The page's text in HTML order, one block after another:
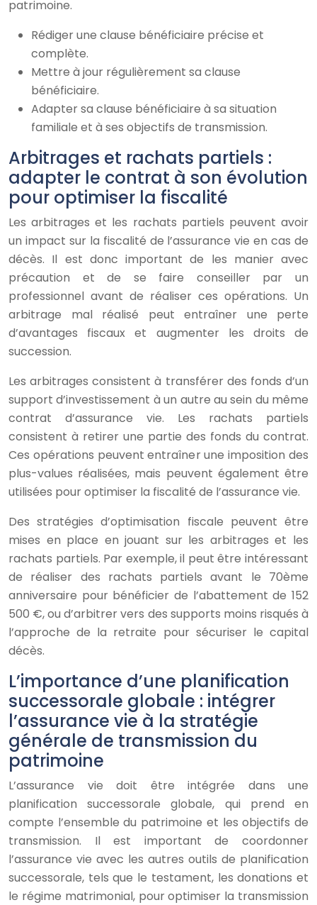
patrimoine.
Rédiger une clause bénéficiaire précise et
complète.
Mettre à jour régulièrement sa clause
bénéficiaire.
Adapter sa clause bénéficiaire à sa situation
familiale et à ses objectifs de transmission.
Arbitrages et rachats partiels :
adapter le contrat à son évolution
pour optimiser la fiscalité
Les arbitrages et les rachats partiels peuvent avoir
un impact sur la fiscalité de l’assurance vie en cas de
décès. Il est donc important de les manier avec
précaution et de se faire conseiller par un
professionnel avant de réaliser ces opérations. Un
arbitrage mal réalisé peut entraîner une perte
d’avantages fiscaux et augmenter les droits de
succession.
Les arbitrages consistent à transférer des fonds d’un
support d’investissement à un autre au sein du même
contrat d’assurance vie. Les rachats partiels
consistent à retirer une partie des fonds du contrat.
Ces opérations peuvent entraîner une imposition des
plus-values réalisées, mais peuvent également être
utilisées pour optimiser la fiscalité de l’assurance vie.
Des stratégies d’optimisation fiscale peuvent être
mises en place en jouant sur les arbitrages et les
rachats partiels. Par exemple, il peut être intéressant
de réaliser des rachats partiels avant le 70ème
anniversaire pour bénéficier de l’abattement de 152
500 €, ou d’arbitrer vers des supports moins risqués à
l’approche de la retraite pour sécuriser le capital
décès.
L’importance d’une planification
successorale globale : intégrer
l’assurance vie à la stratégie
générale de transmission du
patrimoine
L’assurance vie doit être intégrée dans une
planification successorale globale, qui prend en
compte l’ensemble du patrimoine et les objectifs de
transmission. Il est important de coordonner
l’assurance vie avec les autres outils de planification
successorale, tels que le testament, les donations et
le régime matrimonial, pour optimiser la transmission